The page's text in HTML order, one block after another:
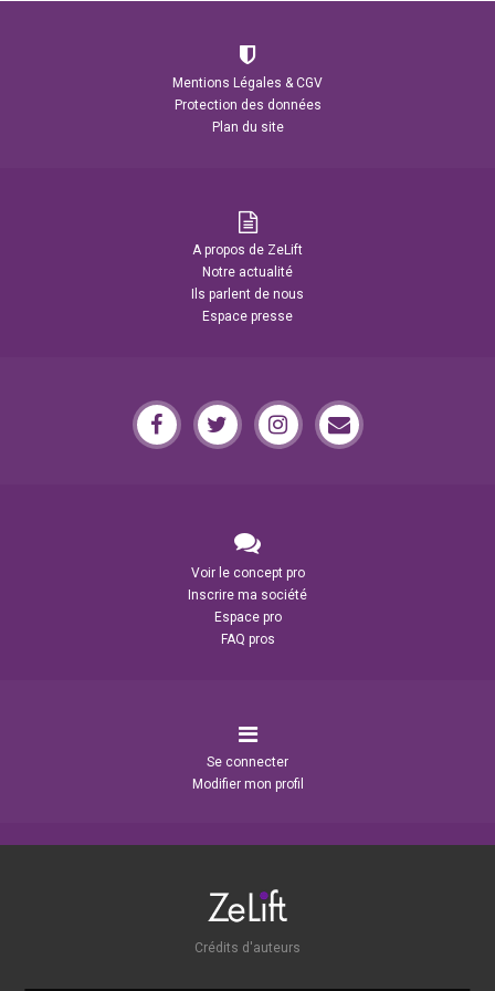
Mentions Légales & CGV
Protection des données
Plan du site
A propos de ZeLift
Notre actualité
Ils parlent de nous
Espace presse
Voir le concept pro
Inscrire ma société
Espace pro
FAQ pros
Se connecter
Modifier mon profil
Crédits d'auteurs